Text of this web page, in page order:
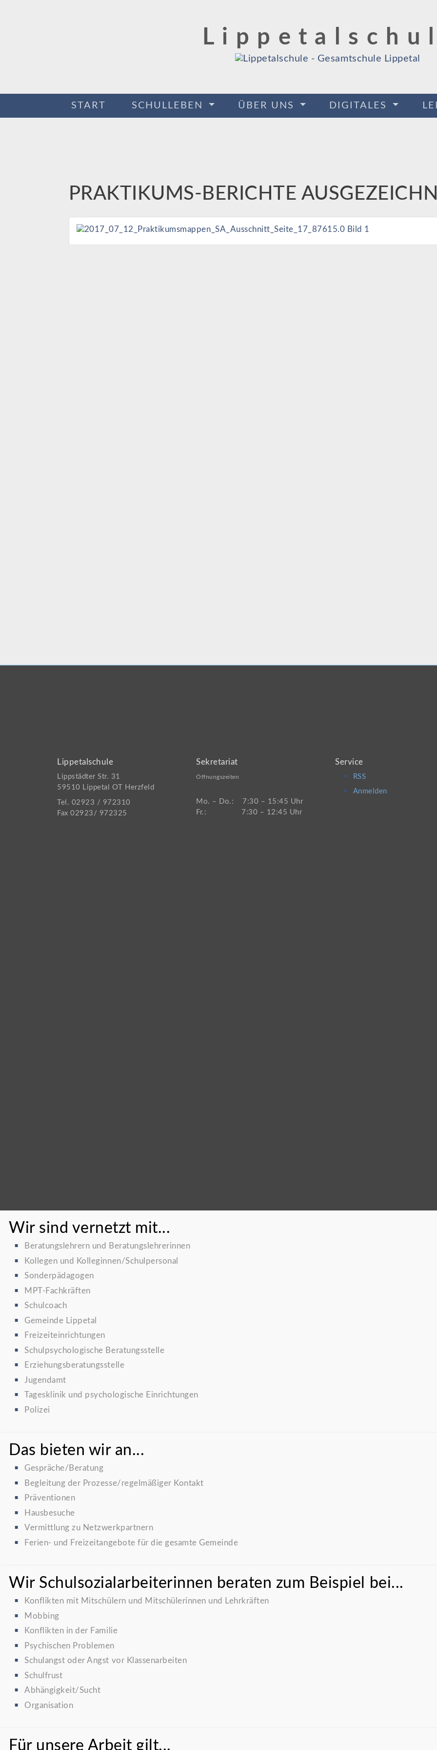
START SCHULLEBEN ÜBER UNS DIGITALES
PRAKTIKUMS-BERICHTE
Lippetalschule
Lippstädter Str. 31
59510 Lippetal OT Herzfeld
Tel. 02923 / 972310
Fax 02923/ 972325
Sekretariat
Öffnungszeiten
Mo. – Do.: 7:30 – 15:45 Uhr
Fr.: 7:30 – 12:45 Uhr
Service
RSS
Anmelden
Wir sind vernetzt mit...
Beratungslehrern und Beratungslehrerinnen
Kollegen und Kolleginnen/Schulpersonal
Sonderpädagogen
MPT-Fachkräften
Schulcoach
Gemeinde Lippetal
Freizeiteinrichtungen
Schulpsychologische Beratungsstelle
Erziehungsberatungsstelle
Jugendamt
Tagesklinik und psychologische Einrichtungen
Polizei
Das bieten wir an...
Gespräche/Beratung
Begleitung der Prozesse/regelmäßiger Kontakt
Präventionen
Hausbesuche
Vermittlung zu Netzwerkpartnern
Ferien- und Freizeitangebote für die gesamte Gemeinde
Wir Schulsozialarbeiterinnen beraten zum Beispiel bei...
Konflikten mit Mitschülern und Mitschülerinnen und Lehrkräften
Mobbing
Konflikten in der Familie
Psychischen Problemen
Schulangst oder Angst vor Klassenarbeiten
Schulfrust
Abhängigkeit/Sucht
Organisation
Für unsere Arbeit gilt...